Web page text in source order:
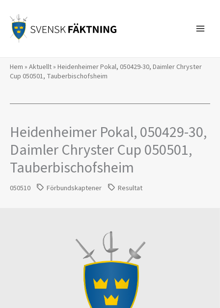
innehåll
Hem » Aktuellt» Heidenheimer Pokal, 050429-30, Daimler Chryster
Cup 050501, Tauberbischofsheim
Heidenheimer Pokal, 050429-30,
Daimler Chryster Cup 050501,
Tauberbischofsheim
050510 Förbundskaptener Resultat